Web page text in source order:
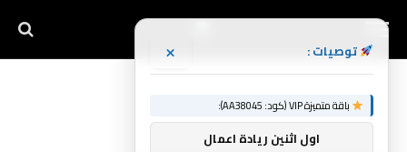
توصيات : ×
باقة متميزة VIP (كود: AA38045):
اول اثنين ريادة اعمال